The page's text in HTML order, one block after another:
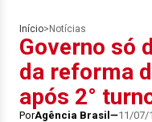
Início> Notícias
Governo só
da reforma
após 2°
PorAgência Brasil 11/07/